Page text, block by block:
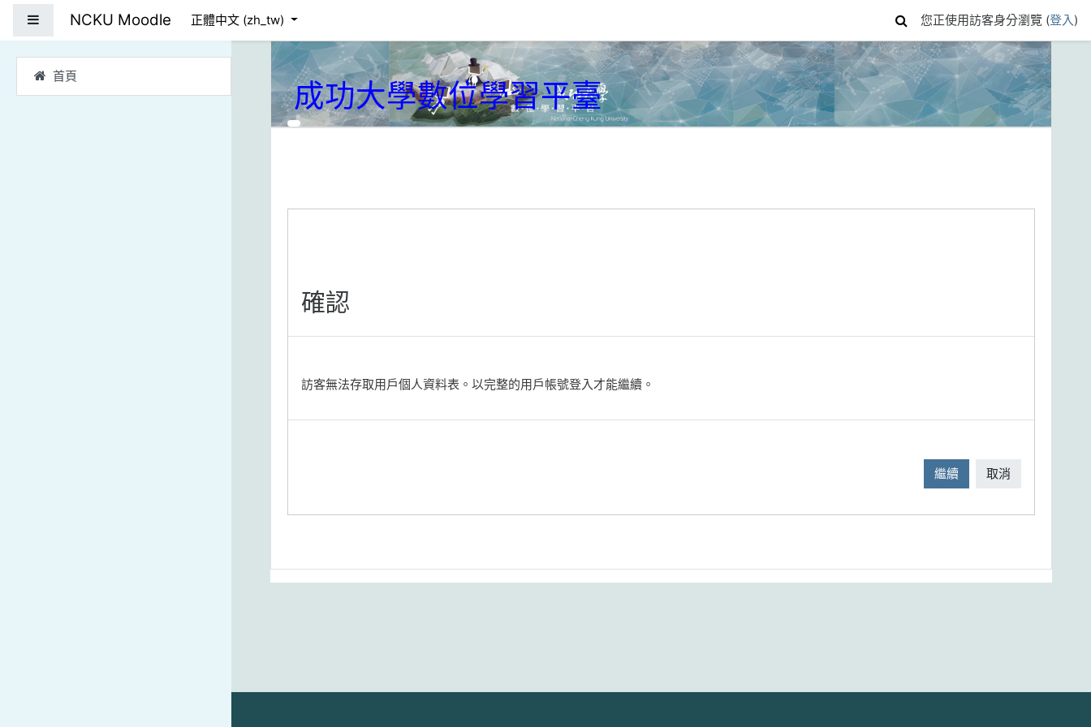
首頁
NCKU Moodle 正體中文 ‎(zh_tw)‎ 您正使用訪客身分瀏覽 (登入)
成功大學數位學習平臺
確認
訪客無法存取用戶個人資料表。以完整的用戶帳號登入才能繼續。
繼續 取消